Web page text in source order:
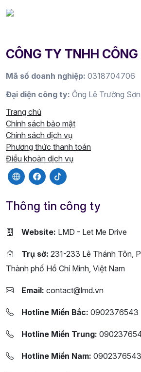
CÔNG TY TNHH
Mã số doanh nghiệp: 0318704706
Đại diện công ty: Ông Lê Trường Sơn
Trang chủ
Chính sách bảo mật
Chính sách dịch vụ
Phương thức thanh toán
Điều khoản dịch vụ
Thông tin công ty
Website: LMD - Let Me Drive
Trụ sở: 231-233 Lê Thánh Tôn,
Thành phố Hồ Chí Minh, Việt Nam
Email: contact@lmd.vn
Hotline Miền Bắc: 0902376543
Hotline Miền Trung:
Hotline Miền Nam: 0902376543